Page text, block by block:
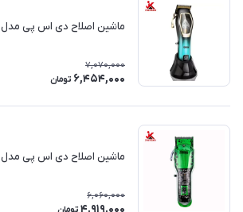
ماشین اصلاح دی اس پی مدل 91270
7,070,000
6,454,000 تومان
ماشین اصلاح دی اس پی مدل 90460
6,060,000
تومان